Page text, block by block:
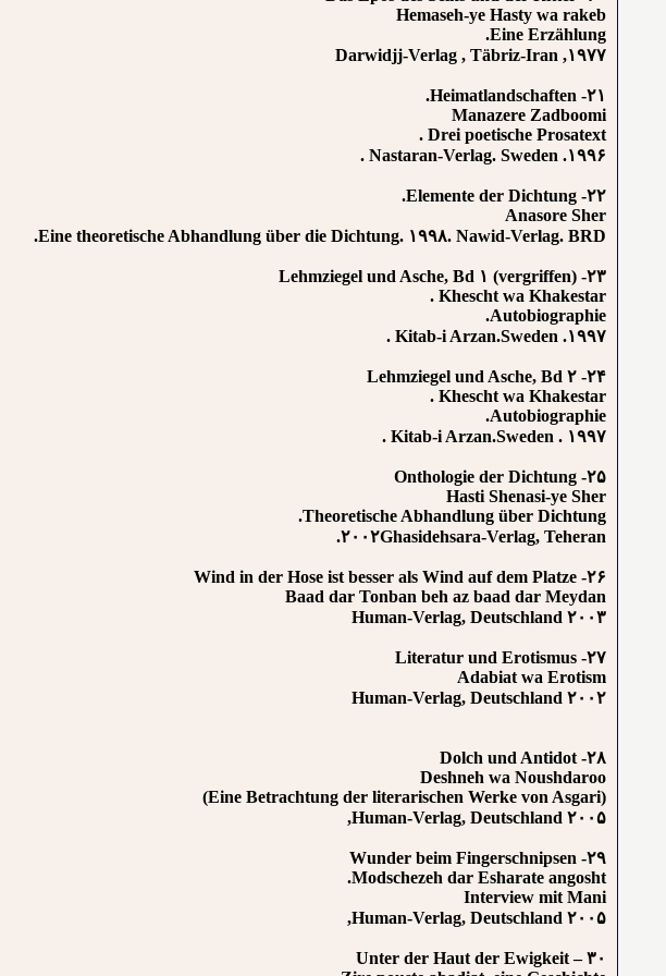
Hemaseh-ye Hasty wa rakeb
Eine Erzählung.
۱۹۷۷, Darwidjj-Verlag , Täbriz-Iran
۲۱- Heimatlandschaften.
Manazere Zadboomi
Drei poetische Prosatext .
۱۹۹۶. Nastaran-Verlag. Sweden .
۲۲- Elemente der Dichtung.
Anasore Sher
Eine theoretische Abhandlung über die Dichtung. ۱۹۹۸. Nawid-Verlag. BRD.
۲۳- Lehmziegel und Asche, Bd ۱ (vergriffen)
Khescht wa Khakestar .
Autobiographie.
۱۹۹۷. Kitab-i Arzan.Sweden .
۲۴- Lehmziegel und Asche, Bd ۲
Khescht wa Khakestar .
Autobiographie.
۱۹۹۷ . Kitab-i Arzan.Sweden .
۲۵- Onthologie der Dichtung
Hasti Shenasi-ye Sher
Theoretische Abhandlung über Dichtung.
۲۰۰۲Ghasidehsara-Verlag, Teheran.
۲۶- Wind in der Hose ist besser als Wind auf dem Platze
Baad dar Tonban beh az baad dar Meydan
۲۰۰۳ Human-Verlag, Deutschland
۲۷- Literatur und Erotismus
Adabiat wa Erotism
۲۰۰۲ Human-Verlag, Deutschland
۲۸- Dolch und Antidot
Deshneh wa Noushdaroo
(Eine Betrachtung der literarischen Werke von Asgari)
۲۰۰۵ Human-Verlag, Deutschland,
۲۹- Wunder beim Fingerschnipsen
Modschezeh dar Esharate angosht.
Interview mit Mani
۲۰۰۵ Human-Verlag, Deutschland,
۳۰ – Unter der Haut der Ewigkeit